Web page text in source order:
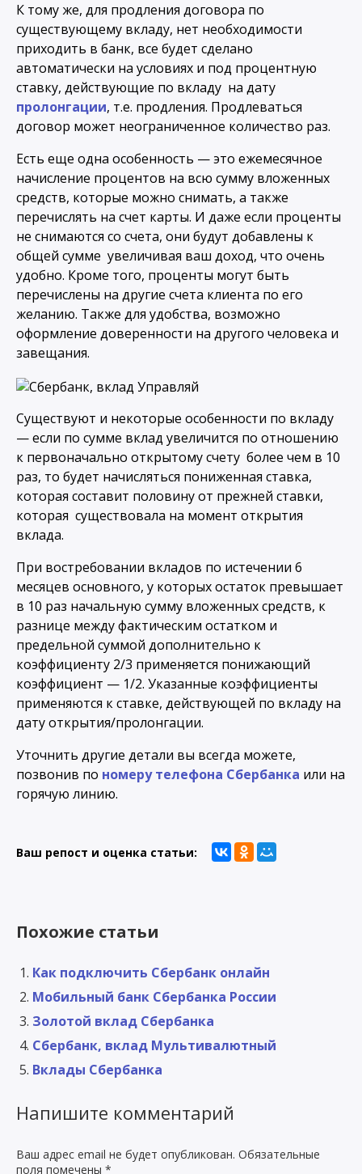
К тому же, для продления договора по
существующему вкладу, нет необходимости
приходить в банк, все будет сделано
автоматически на условиях и под процентную
ставку, действующие по вкладу на дату
пролонгации, т.е. продления. Продлеваться
договор может неограниченное количество раз.
Есть еще одна особенность — это ежемесячное
начисление процентов на всю сумму вложенных
средств, которые можно снимать, а также
перечислять на счет карты. И даже если проценты
не снимаются со счета, они будут добавлены к
общей сумме увеличивая ваш доход, что очень
удобно. Кроме того, проценты могут быть
перечислены на другие счета клиента по его
желанию. Также для удобства, возможно
оформление доверенности на другого человека и
завещания.
Существуют и некоторые особенности по вкладу
— если по сумме вклад увеличится по отношению
к первоначально открытому счету более чем в 10
раз, то будет начисляться пониженная ставка,
которая составит половину от прежней ставки,
которая существовала на момент открытия
вклада.
При востребовании вкладов по истечении 6
месяцев основного, у которых остаток превышает
в 10 раз начальную сумму вложенных средств, к
разнице между фактическим остатком и
предельной суммой дополнительно к
коэффициенту 2/3 применяется понижающий
коэффициент — 1/2. Указанные коэффициенты
применяются к ставке, действующей по вкладу на
дату открытия/пролонгации.
Уточнить другие детали вы всегда можете,
позвонив по номеру телефона Сбербанка или на
горячую линию.
Ваш репост и оценка статьи:
Похожие статьи
Как подключить Сбербанк онлайн
Мобильный банк Сбербанка России
Золотой вклад Сбербанка
Сбербанк, вклад Мультивалютный
Вклады Сбербанка
Напишите комментарий
Ваш адрес email не будет опубликован. Обязательные
поля помечены *